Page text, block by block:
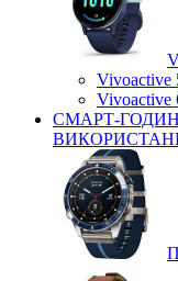
Vivoactive
Vivoactive
СМАРТ-